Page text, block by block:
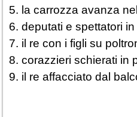
5. la carrozza avanza
6. deputati e spettatori
7. il re con i figli su
8. corazzieri schierati in
9. il re affacciato dal